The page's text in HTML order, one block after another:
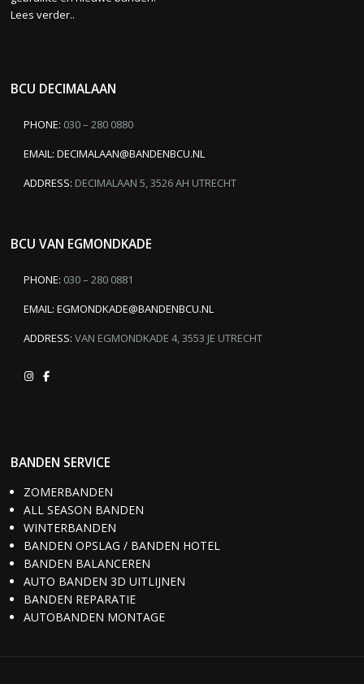
Lees verder..
BCU DECIMALAAN
PHONE: 030 – 280 0880
EMAIL: DECIMALAAN@BANDENBCU.NL
ADDRESS: DECIMALAAN 5, 3526 AH UTRECHT
BCU VAN EGMONDKADE
PHONE: 030 – 280 0881
EMAIL: EGMONDKADE@BANDENBCU.NL
ADDRESS: VAN EGMONDKADE 4, 3553 JE UTRECHT
BANDEN SERVICE
ZOMERBANDEN
ALL SEASON BANDEN
WINTERBANDEN
BANDEN OPSLAG / BANDEN HOTEL
BANDEN BALANCEREN
AUTO BANDEN 3D UITLIJNEN
BANDEN REPARATIE
AUTOBANDEN MONTAGE